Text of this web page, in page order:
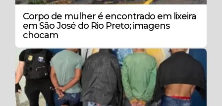
Corpo de mulher é encontrado em lixeira
em São José do Rio Preto; imagens
chocam